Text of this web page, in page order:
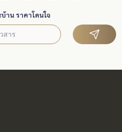
าน ราคาโดนใจ